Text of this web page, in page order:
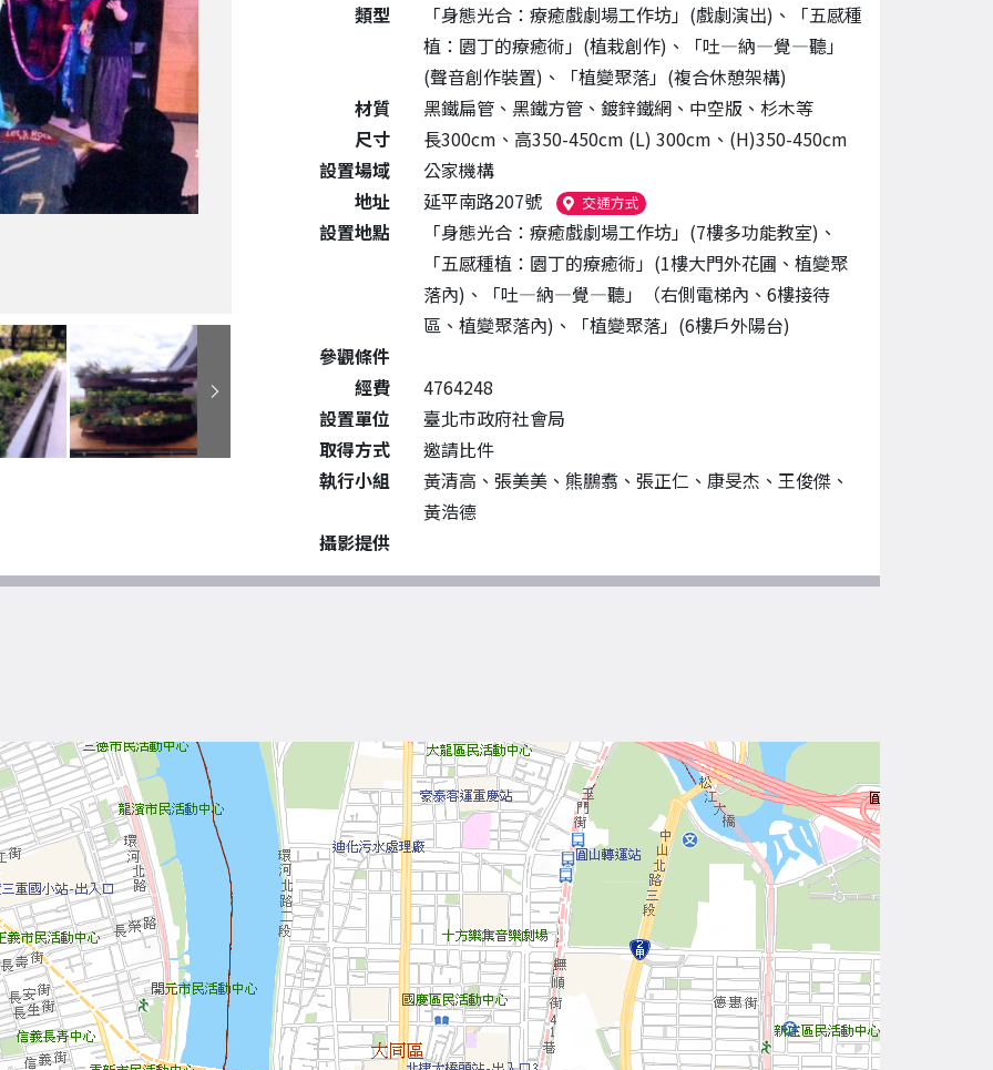
類型
「身態光合：療癒戲劇場工作坊」(戲劇演出)、「五感種
植：園丁的療癒術」(植栽創作)、「吐—納—覺—聽」
(聲音創作裝置)、「植變聚落」(複合休憩架構)
材質
黑鐵扁管、黑鐵方管、鍍鋅鐵網、中空版、杉木等
尺寸
長300cm、高350-450cm (L) 300cm、(H)350-450cm
設置場域
公家機構
地址
延平南路207號 交通方式（另開新視窗）
設置地點
「身態光合：療癒戲劇場工作坊」(7樓多功能教室)、
「五感種植：園丁的療癒術」(1樓大門外花圃、植變聚
落內)、「吐—納—覺—聽」（右側電梯內、6樓接待
區、植變聚落內)、「植變聚落」(6樓戶外陽台)
參觀條件
經費
4764248
設置單位
臺北市政府社會局
取得方式
邀請比件
執行小組
黃清高、張美美、熊鵬翥、張正仁、康旻杰、王俊傑、
黃浩德
攝影提供